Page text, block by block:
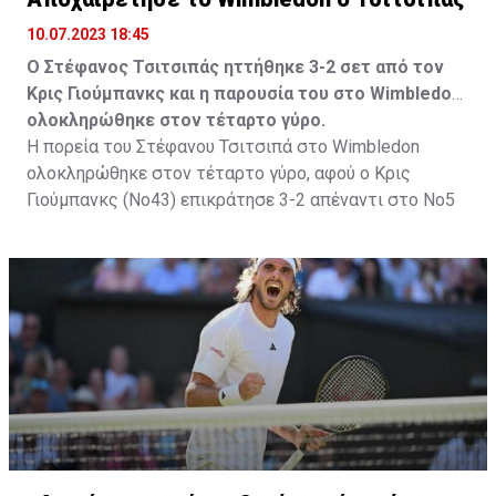
10.07.2023 18:45
Ο Στέφανος Τσιτσιπάς ηττήθηκε 3-2 σετ από τον
Κρις Γιούμπανκς και η παρουσία του στο Wimbledon
ολοκληρώθηκε στον τέταρτο γύρο.
Η πορεία του Στέφανου Τσιτσιπά στο Wimbledon
ολοκληρώθηκε στον τέταρτο γύρο, αφού ο Κρις
Γιούμπανκς (Νο43) επικράτησε 3-2 απέναντι στο Νο5
προημιτελικά.
Ο Έλληνας τενίστας προηγήθηκε 2-1, όμως κάποια
αβίαστα λάθη σε κρίσιμα σημεία επέτρεψαν στον
Αμερικανό να κάνει την ανατροπή και να φτάσει στην
μεγάλη νίκη.
Το ματς: